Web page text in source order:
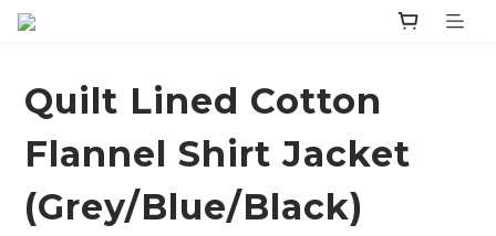
Quilt Lined Cotton
Flannel Shirt Jacket
(Grey/Blue/Black)